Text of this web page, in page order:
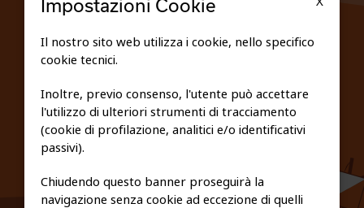
PRIVACY E COOKIE POLICY
Impostazioni Cookie
Il nostro sito web utilizza i cookie, nello specifico
cookie tecnici.
Inoltre, previo consenso, l'utente può accettare
l'utilizzo di ulteriori strumenti di tracciamento
(cookie di profilazione, analitici e/o identificativi
passivi).
Chiudendo questo banner proseguirà la
navigazione senza cookie ad eccezione di quelli